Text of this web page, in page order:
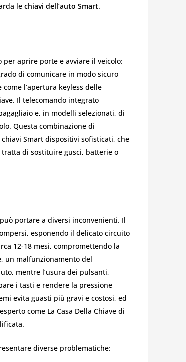
le chiavi dell’auto Smart.
aprire porte e avviare il veicolo:
di comunicare in modo sicuro
l’apertura keyless delle
Il telecomando integrato
e, in modelli selezionati, di
Questa combinazione di
Smart dispositivi sofisticati, che
di sostituire gusci, batterie o
portare a diversi inconvenienti. Il
esponendo il delicato circuito
12-18 mesi, compromettendo la
un malfunzionamento del
mentre l’usura dei pulsanti,
i tasti e rendere la pressione
evita guasti più gravi e costosi, ed
come La Casa Della Chiave di
diverse problematiche: